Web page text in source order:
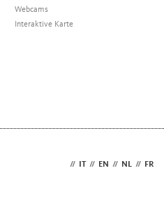
Webcams
Interaktive Karte
// IT // EN // NL // FR